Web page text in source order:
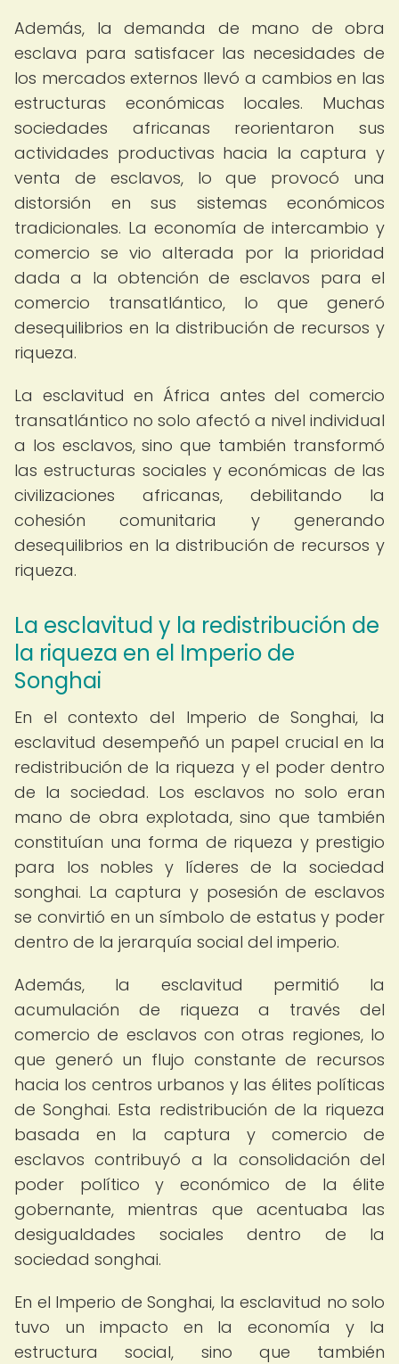
Además, la demanda de mano de obra
esclava para satisfacer las necesidades de
los mercados externos llevó a cambios en las
estructuras económicas locales. Muchas
sociedades africanas reorientaron sus
actividades productivas hacia la captura y
venta de esclavos, lo que provocó una
distorsión en sus sistemas económicos
tradicionales. La economía de intercambio y
comercio se vio alterada por la prioridad
dada a la obtención de esclavos para el
comercio transatlántico, lo que generó
desequilibrios en la distribución de recursos y
riqueza.
La esclavitud en África antes del comercio
transatlántico no solo afectó a nivel individual
a los esclavos, sino que también transformó
las estructuras sociales y económicas de las
civilizaciones africanas, debilitando la
cohesión comunitaria y generando
desequilibrios en la distribución de recursos y
riqueza.
La esclavitud y la redistribución de
la riqueza en el Imperio de
Songhai
En el contexto del Imperio de Songhai, la
esclavitud desempeñó un papel crucial en la
redistribución de la riqueza y el poder dentro
de la sociedad. Los esclavos no solo eran
mano de obra explotada, sino que también
constituían una forma de riqueza y prestigio
para los nobles y líderes de la sociedad
songhai. La captura y posesión de esclavos
se convirtió en un símbolo de estatus y poder
dentro de la jerarquía social del imperio.
Además, la esclavitud permitió la
acumulación de riqueza a través del
comercio de esclavos con otras regiones, lo
que generó un flujo constante de recursos
hacia los centros urbanos y las élites políticas
de Songhai. Esta redistribución de la riqueza
basada en la captura y comercio de
esclavos contribuyó a la consolidación del
poder político y económico de la élite
gobernante, mientras que acentuaba las
desigualdades sociales dentro de la
sociedad songhai.
En el Imperio de Songhai, la esclavitud no solo
tuvo un impacto en la economía y la
estructura social, sino que también